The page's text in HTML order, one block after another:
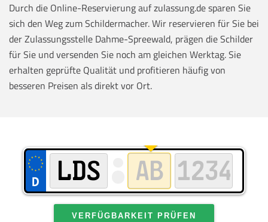
Durch die Online-Reservierung auf zulassung.de sparen Sie
sich den Weg zum Schildermacher. Wir reservieren für Sie bei
der Zulassungsstelle Dahme-Spreewald, prägen die Schilder
für Sie und versenden Sie noch am gleichen Werktag. Sie
erhalten geprüfte Qualität und profitieren häufig von
besseren Preisen als direkt vor Ort.
VERFÜGBARKEIT PRÜFEN